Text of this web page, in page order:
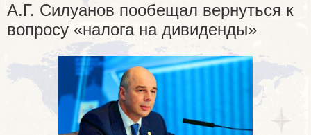
А.Г. Силуанов пообещал вернуться к
вопросу «налога на дивиденды»